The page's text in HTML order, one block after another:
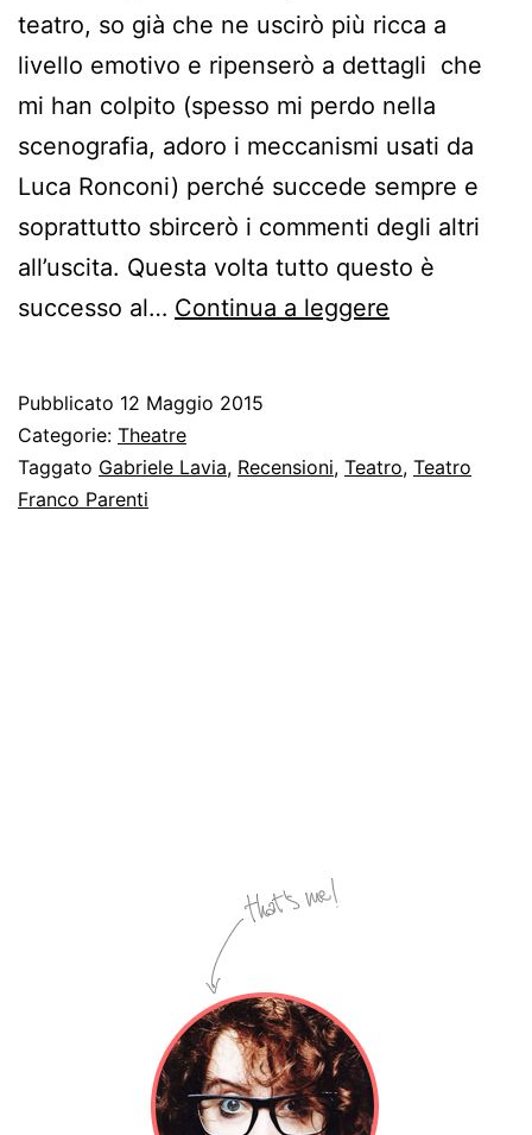
teatro, so già che ne uscirò più ricca a
livello emotivo e ripenserò a dettagli che
mi han colpito (spesso mi perdo nella
scenografia, adoro i meccanismi usati da
Luca Ronconi) perché succede sempre e
soprattutto sbircerò i commenti degli altri
all’uscita. Questa volta tutto questo è
successo al… Continua a leggere
un
Pubblicato 12 Maggio 2015
Categorie: Theatre
Taggato Gabriele Lavia, Recensioni, Teatro, Teatro
Franco Parenti